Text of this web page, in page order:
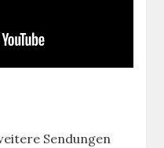
Sendungen